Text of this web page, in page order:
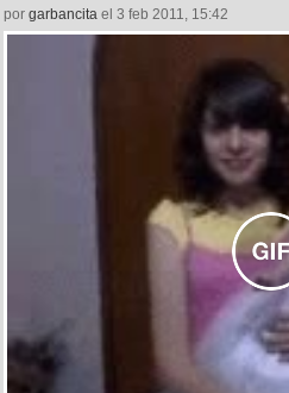
por garbancita el 3 feb 2011, 15:42